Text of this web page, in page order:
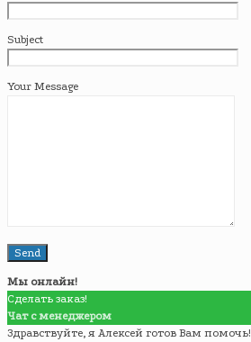
Subject
Your Message
Мы онлайн!
Сделать заказ!
Чат с менеджером
Здравствуйте, я Алексей готов Вам помочь!